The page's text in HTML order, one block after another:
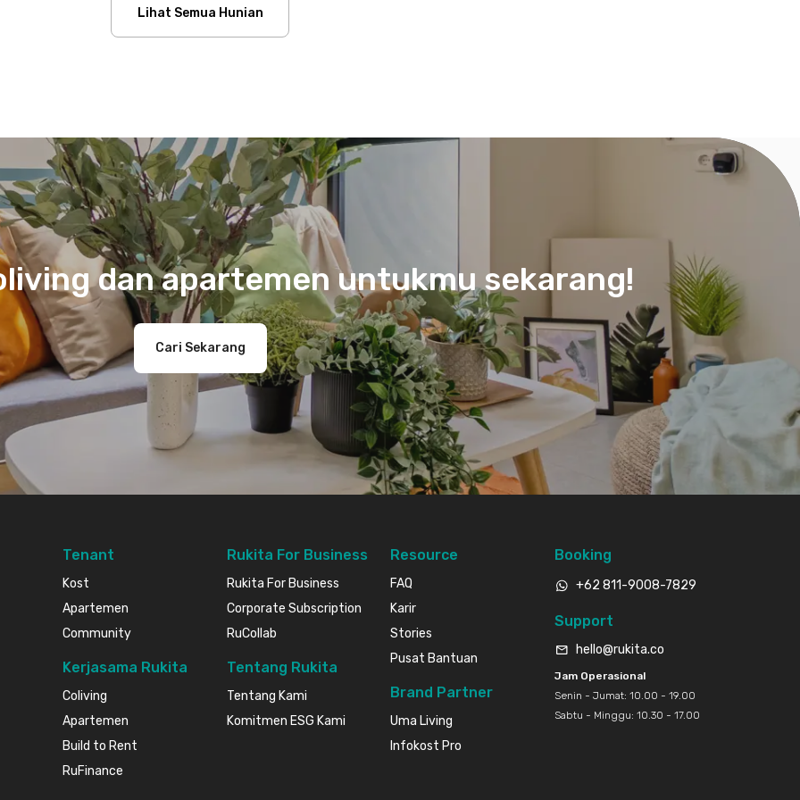
Lihat Semua Hunian
dan apartemen untukmu sekarang!
Cari Sekarang
Tenant
Kost
Apartemen
Community
Kerjasama Rukita
Coliving
Apartemen
Build to Rent
RuFinance
Rukita For Business
Rukita For Business
Corporate Subscription
RuCollab
Tentang Rukita
Tentang Kami
Komitmen ESG Kami
Resource
FAQ
Karir
Stories
Pusat Bantuan
Brand Partner
Uma Living
Infokost Pro
Booking
+62 811-9008-7829
Support
hello@rukita.co
Jam Operasional
Senin - Jumat: 10.00 - 19.00
Sabtu - Minggu: 10.30 - 17.00